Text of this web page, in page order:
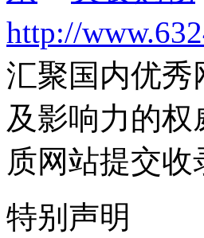
http://
汇聚国内优秀
及影响力的
质网站提交收
特别声明